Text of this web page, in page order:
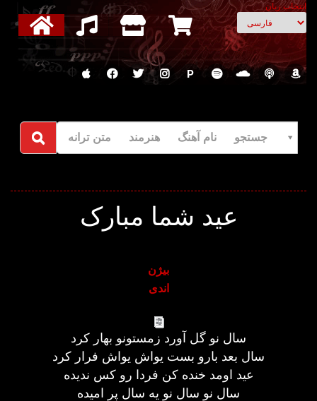
انتخاب زبان
P
جستجو نام آهنگ هنرمند متن ترانه
عید شما مبارک
بیژن
اندی
سال نو گل آورد زمستونو بهار کرد
سال بعد بارو بست یواش یواش فرار کرد
عید اومد خنده کن فردا رو کس ندیده
سال نو سال نو یه سال پر امیده